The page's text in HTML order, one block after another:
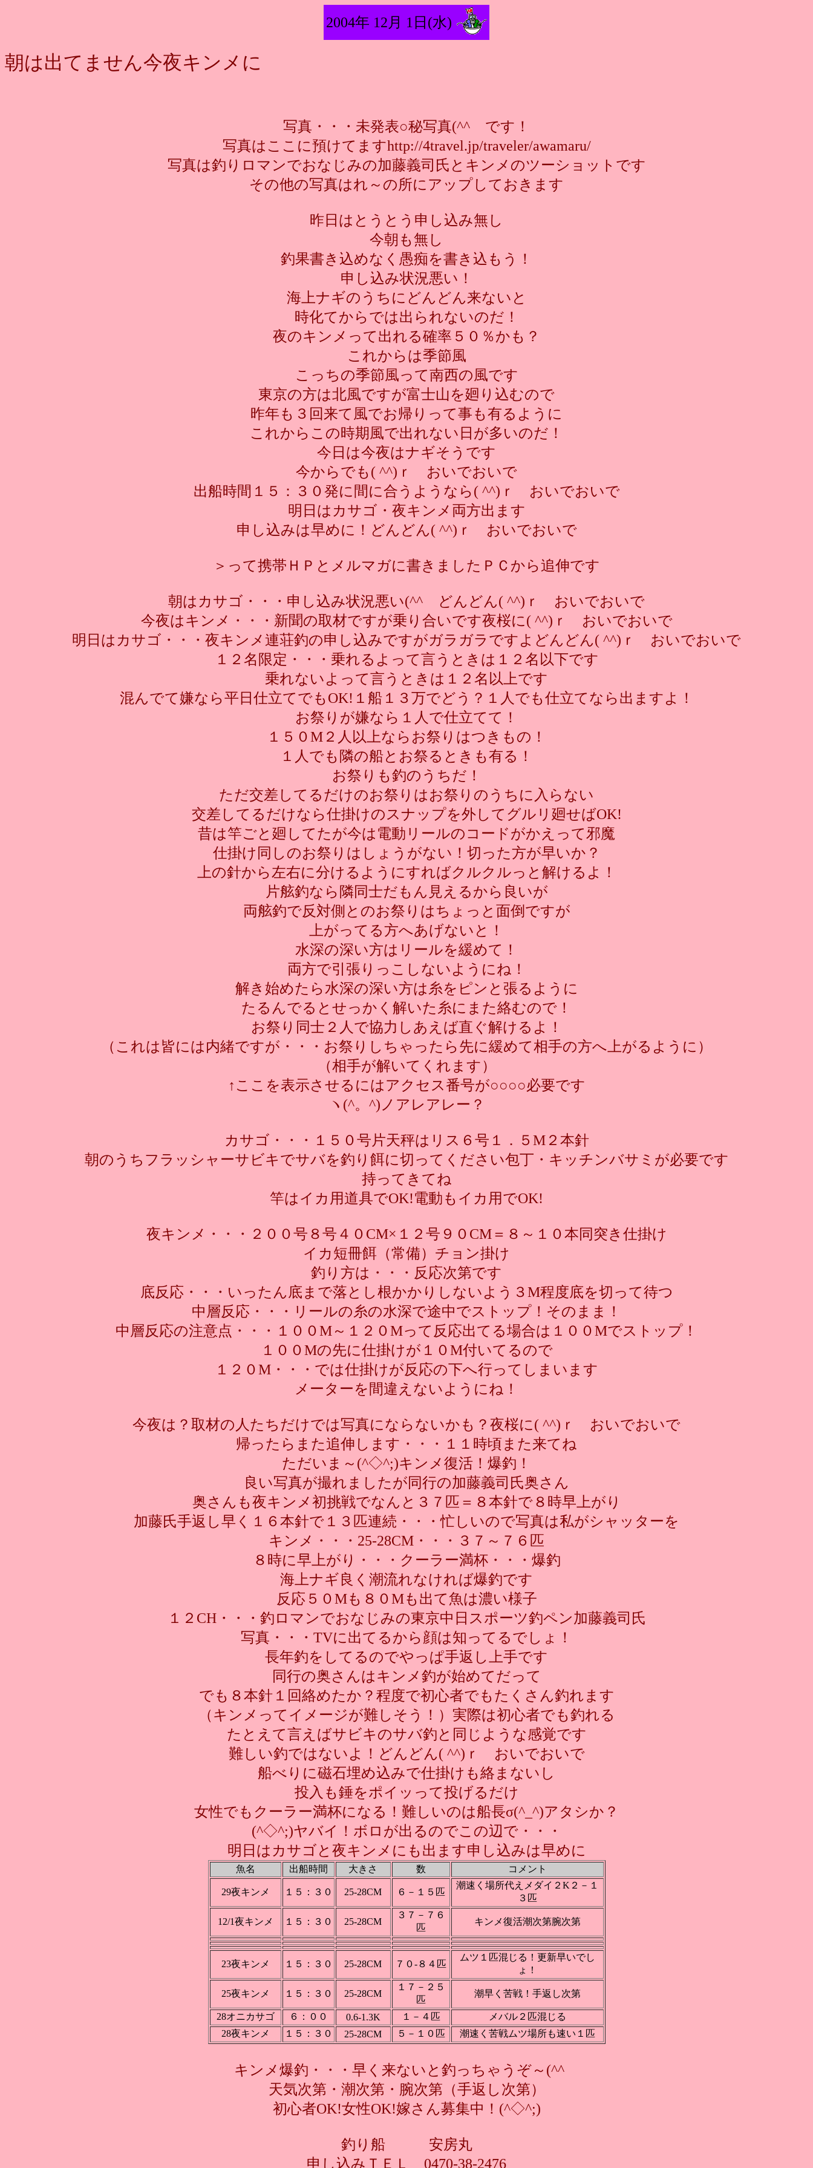
2004年 12月 1日(水)
朝は出てません今夜キンメに
写真・・・未発表○秘写真(^^ゞです！
写真はここに預けてますhttp://4travel.jp/traveler/awamaru/
写真は釣りロマンでおなじみの加藤義司氏とキンメのツーショットです
その他の写真はれ～の所にアップしておきます
昨日はとうとう申し込み無し
今朝も無し
釣果書き込めなく愚痴を書き込もう！
申し込み状況悪い！
海上ナギのうちにどんどん来ないと
時化てからでは出られないのだ！
夜のキンメって出れる確率５０％かも？
これからは季節風
こっちの季節風って南西の風です
東京の方は北風ですが富士山を廻り込むので
昨年も３回来て風でお帰りって事も有るように
これからこの時期風で出れない日が多いのだ！
今日は今夜はナギそうです
今からでも( ^^)ｒ おいでおいで
出船時間１５：３０発に間に合うようなら( ^^)ｒ おいでおいで
明日はカサゴ・夜キンメ両方出ます
申し込みは早めに！どんどん( ^^)ｒ おいでおいで
＞って携帯ＨＰとメルマガに書きましたＰＣから追伸です
朝はカサゴ・・・申し込み状況悪い(^^ゞどんどん( ^^)ｒ おいでおいで
今夜はキンメ・・・新聞の取材ですが乗り合いです夜桜に( ^^)ｒ おいでおいで
明日はカサゴ・・・夜キンメ連荘釣の申し込みですがガラガラですよどんどん( ^^)ｒ おいでおいで
１２名限定・・・乗れるよって言うときは１２名以下です
乗れないよって言うときは１２名以上です
混んでて嫌なら平日仕立てでもOK!１船１３万でどう？１人でも仕立てなら出ますよ！
お祭りが嫌なら１人で仕立てて！
１５０M２人以上ならお祭りはつきもの！
１人でも隣の船とお祭るときも有る！
お祭りも釣のうちだ！
ただ交差してるだけのお祭りはお祭りのうちに入らない
交差してるだけなら仕掛けのスナップを外してグルリ廻せばOK!
昔は竿ごと廻してたが今は電動リールのコードがかえって邪魔
仕掛け同しのお祭りはしょうがない！切った方が早いか？
上の針から左右に分けるようにすればクルクルっと解けるよ！
片舷釣なら隣同士だもん見えるから良いが
両舷釣で反対側とのお祭りはちょっと面倒ですが
上がってる方へあげないと！
水深の深い方はリールを緩めて！
両方で引張りっこしないようにね！
解き始めたら水深の深い方は糸をピンと張るように
たるんでるとせっかく解いた糸にまた絡むので！
お祭り同士２人で協力しあえば直ぐ解けるよ！
（これは皆には内緒ですが・・・お祭りしちゃったら先に緩めて相手の方へ上がるように）
（相手が解いてくれます）
↑ここを表示させるにはアクセス番号が○○○○必要です
ヽ(^。^)ノアレアレー？
カサゴ・・・１５０号片天秤はリス６号１．５M２本針
朝のうちフラッシャーサビキでサバを釣り餌に切ってください包丁・キッチンバサミが必要です
持ってきてね
竿はイカ用道具でOK!電動もイカ用でOK!
夜キンメ・・・２００号８号４０CM×１２号９０CM＝８～１０本同突き仕掛け
イカ短冊餌（常備）チョン掛け
釣り方は・・・反応次第です
底反応・・・いったん底まで落とし根かかりしないよう３M程度底を切って待つ
中層反応・・・リールの糸の水深で途中でストップ！そのまま！
中層反応の注意点・・・１００M～１２０Mって反応出てる場合は１００Mでストップ！
１００Mの先に仕掛けが１０M付いてるので
１２０M・・・では仕掛けが反応の下へ行ってしまいます
メーターを間違えないようにね！
今夜は？取材の人たちだけでは写真にならないかも？夜桜に( ^^)ｒ おいでおいで
帰ったらまた追伸します・・・１１時頃また来てね
ただいま～(^◇^;)キンメ復活！爆釣！
良い写真が撮れましたが同行の加藤義司氏奥さん
奥さんも夜キンメ初挑戦でなんと３７匹＝８本針で８時早上がり
加藤氏手返し早く１６本針で１３匹連続・・・忙しいので写真は私がシャッターを
キンメ・・・25-28CM・・・３７～７６匹
８時に早上がり・・・クーラー満杯・・・爆釣
海上ナギ良く潮流れなければ爆釣です
反応５０Mも８０Mも出て魚は濃い様子
１２CH・・・釣ロマンでおなじみの東京中日スポーツ釣ペン加藤義司氏
写真・・・TVに出てるから顔は知ってるでしょ！
長年釣をしてるのでやっぱ手返し上手です
同行の奥さんはキンメ釣が始めてだって
でも８本針１回絡めたか？程度で初心者でもたくさん釣れます
（キンメってイメージが難しそう！）実際は初心者でも釣れる
たとえて言えばサビキのサバ釣と同じような感覚です
難しい釣ではないよ！どんどん( ^^)ｒ おいでおいで
船べりに磁石埋め込みで仕掛けも絡まないし
投入も錘をポイッって投げるだけ
女性でもクーラー満杯になる！難しいのは船長σ(^_^)アタシか？
(^◇^;)ヤバイ！ボロが出るのでこの辺で・・・
明日はカサゴと夜キンメにも出ます申し込みは早めに
魚名 出船時間 大きさ 数 コメント
29夜キンメ １５：３０ 25-28CM ６－１５匹
潮速く場所代えメダイ２K２－１
３匹
12/1夜キンメ １５：３０ 25-28CM
３７－７６
匹
キンメ復活潮次第腕次第
23夜キンメ １５：３０ 25-28CM ７０-８４匹
ムツ１匹混じる！更新早いでし
ょ！
25夜キンメ １５：３０ 25-28CM
１７－２５
匹
潮早く苦戦！手返し次第
28オニカサゴ ６：００ 0.6-1.3K １－４匹
メバル２匹混じる
28夜キンメ
１５：３０ 25-28CM ５－１０匹 潮速く苦戦ムツ場所も速い１匹
キンメ爆釣・・・早く来ないと釣っちゃうぞ～(^^ゞ
天気次第・潮次第・腕次第（手返し次第）
初心者OK!女性OK!嫁さん募集中！(^◇^;)
釣り船 安房丸
申し込みＴＥＬ 0470-38-2476